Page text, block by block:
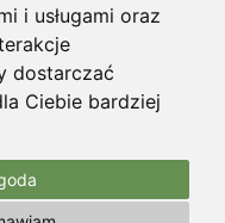
i usługami oraz
dostarczać
Ciebie bardziej
Designed by